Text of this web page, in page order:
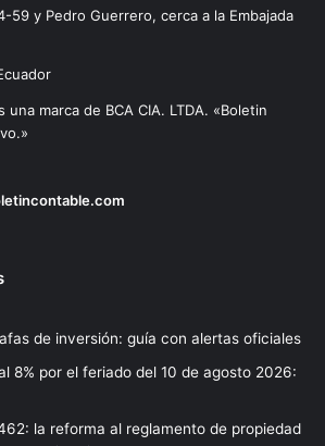
59 y Pedro Guerrero, cerca a la Embajada
una marca de BCA CIA. LTDA. «Boletin
de inversión: guía con alertas oficiales
8% por el feriado del 10 de agosto 2026:
la reforma al reglamento de propiedad